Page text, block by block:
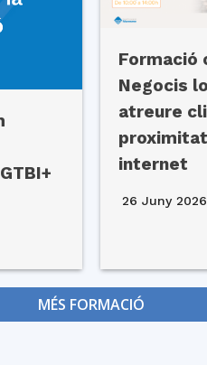
Formació
Negocis
atreure
internet
26 Juny 2026
MÉS FORMACIÓ